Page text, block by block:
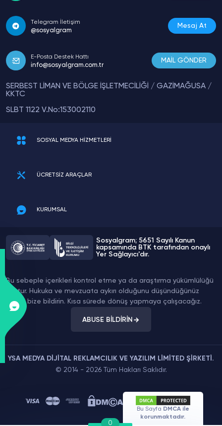
Telegram İletişim
@sosyalgram
Mesaj At
E-Posta Destek Hattı
info@sosyalgram.com.tr
MAİL GÖNDER
SERBEST LİMAN VE BÖLGE İŞLETMECİLİĞİ / GAZİMAĞUSA /
KKTC
SLBT 1122 V.No:153002110
SOSYAL MEDYA HİZMETLERİ
ÜCRETSİZ ARAÇLAR
KURUMSAL
Sosyalgram; 5651 Sayılı Kanun
kapsamında BTK tarafından onaylı
Yer Sağlayıcı'dır.
Bu sebeple içerikleri kontrol etme ya da araştırma yükümlülüğü
yoktur. Hukuka ve mevzuata aykırı olduğunu düşündüğünüz
içeriği bize bildirin. Kısa sürede dönüş yapmaya çalışacağız.
ABUSE BİLDİRİN
YSA MEDYA DİJİTAL REKLAMCILIK VE YAZILIM LİMİTED ŞİRKETİ.
© 2014 - 2026 Tüm Hakları Saklıdır.
Bu Sayfa DMCA ile
korunmaktadır.
0